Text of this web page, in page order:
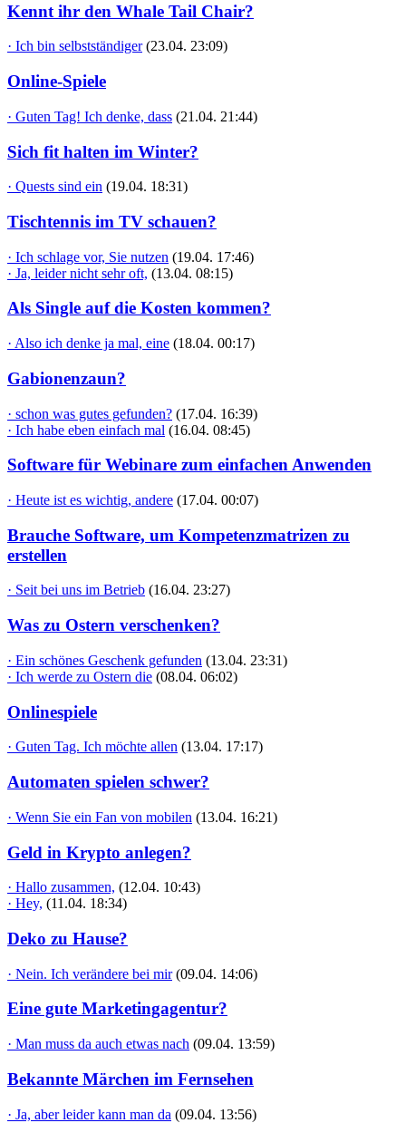
Kennt ihr den Whale Tail Chair?
· Ich bin selbstständiger (23.04. 23:09)
Online-Spiele
· Guten Tag! Ich denke, dass (21.04. 21:44)
Sich fit halten im Winter?
· Quests sind ein (19.04. 18:31)
Tischtennis im TV schauen?
· Ich schlage vor, Sie nutzen (19.04. 17:46)
· Ja, leider nicht sehr oft, (13.04. 08:15)
Als Single auf die Kosten kommen?
· Also ich denke ja mal, eine (18.04. 00:17)
Gabionenzaun?
· schon was gutes gefunden? (17.04. 16:39)
· Ich habe eben einfach mal (16.04. 08:45)
Software für Webinare zum einfachen Anwenden
· Heute ist es wichtig, andere (17.04. 00:07)
Brauche Software, um Kompetenzmatrizen zu
erstellen
· Seit bei uns im Betrieb (16.04. 23:27)
Was zu Ostern verschenken?
· Ein schönes Geschenk gefunden (13.04. 23:31)
· Ich werde zu Ostern die (08.04. 06:02)
Onlinespiele
· Guten Tag. Ich möchte allen (13.04. 17:17)
Automaten spielen schwer?
· Wenn Sie ein Fan von mobilen (13.04. 16:21)
Geld in Krypto anlegen?
· Hallo zusammen, (12.04. 10:43)
· Hey, (11.04. 18:34)
Deko zu Hause?
· Nein. Ich verändere bei mir (09.04. 14:06)
Eine gute Marketingagentur?
· Man muss da auch etwas nach (09.04. 13:59)
Bekannte Märchen im Fernsehen
· Ja, aber leider kann man da (09.04. 13:56)